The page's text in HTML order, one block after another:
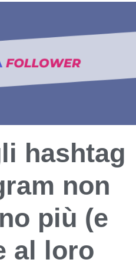
hashtag
non
più (e
al loro